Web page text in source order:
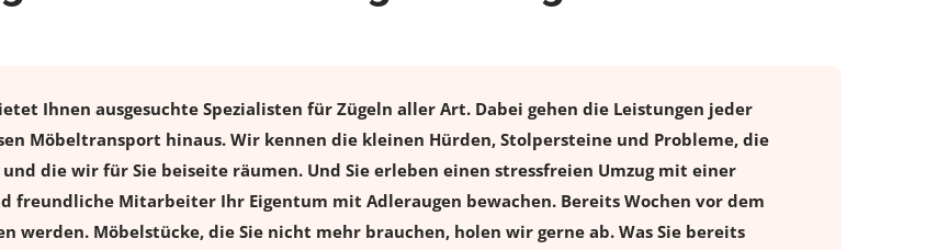
Ihnen ausgesuchte Spezialisten für Zügeln aller Art. Dabei gehen die Leistungen jeder
Möbeltransport hinaus. Wir kennen die kleinen Hürden, Stolpersteine und Probleme, die
die wir für Sie beiseite räumen. Und Sie erleben einen stressfreien Umzugmit einer
freundliche Mitarbeiter Ihr Eigentum mit Adleraugen bewachen. Bereits Wochen vor dem
werden. Möbelstücke, die Sie nicht mehr brauchen, holen wir gerne ab. Was Sie bereits